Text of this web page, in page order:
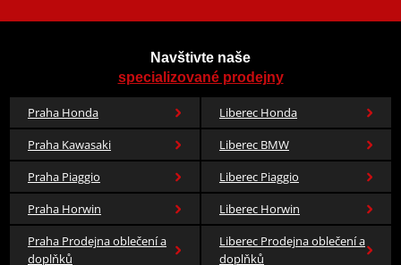
Navštivte naše
specializované prodejny
Praha Honda
Liberec Honda
Praha Kawasaki
Liberec BMW
Praha Piaggio
Liberec Piaggio
Praha Horwin
Liberec Horwin
Praha Prodejna oblečení a
doplňků
Liberec Prodejna oblečení a
doplňků